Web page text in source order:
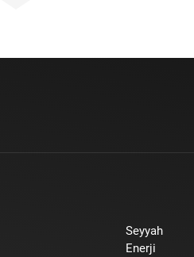
Seyyah
Enerji